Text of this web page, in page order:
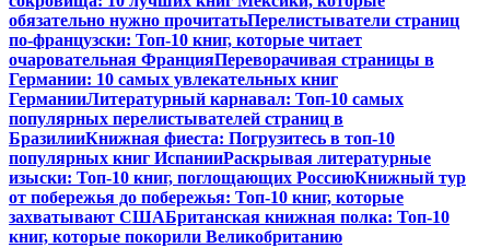
обязательно нужно прочитатьПерелистыватели страниц
по-французски: Топ-10 книг, которые читает
очаровательная ФранцияПереворачивая страницы в
Германии: 10 самых увлекательных книг
ГерманииЛитературный карнавал: Топ-10 самых
популярных перелистывателей страниц в
БразилииКнижная фиеста: Погрузитесь в топ-10
популярных книг ИспанииРаскрывая литературные
изыски: Топ-10 книг, поглощающих РоссиюКнижный тур
от побережья до побережья: Топ-10 книг, которые
захватывают СШАБританская книжная полка: Топ-10
книг, которые покорили Великобританию